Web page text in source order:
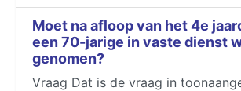
Moet na afloop van het 4e
een 70-jarige in vaste dienst
genomen?
Vraag Dat is de vraag in